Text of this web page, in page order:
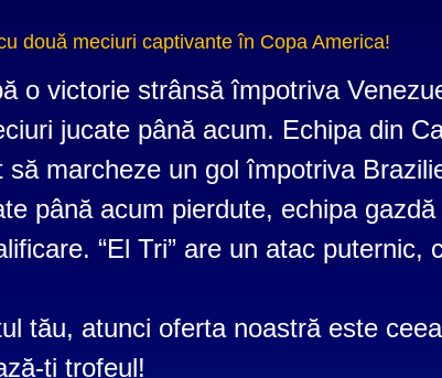
două meciuri captivante în Copa America!
o victorie strânsă împotriva
jucate până acum. Echipa din
marcheze un gol împotriva
până acum pierdute, echipa
“El Tri” are un atac puternic,
tău, atunci oferta noastră este
ți trofeul!